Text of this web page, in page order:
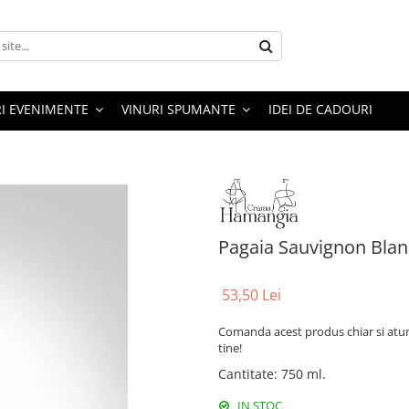
EVENIMENTE VINURI SPUMANTE IDEI DE CADOURI
Pagaia Sauvignon
53,50 Lei
Comanda acest produs chiar si
tine!
Cantitate: 750 ml.
IN STOC